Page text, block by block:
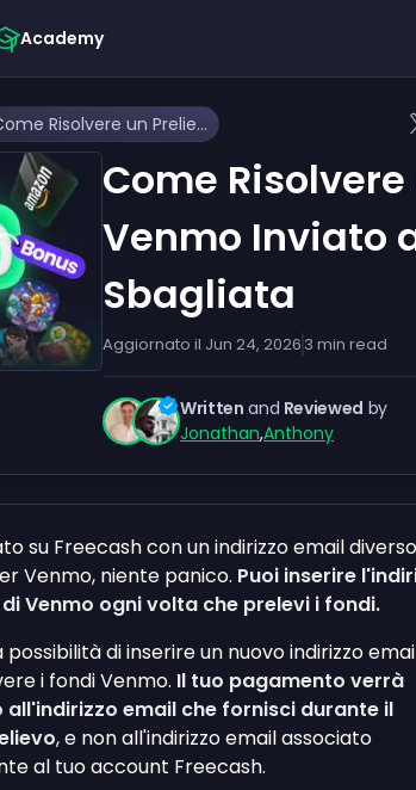
Academy
Come Risolvere un Prelievo Venmo Inviato all'Email Sbagliata
Come
Venmo Inviato
Sbagliata
Aggiornato il Jun 24, 2026 3 min read
Written and Reviewed by
Jonathan,Anthony
su Freecash con un indirizzo email
Venmo, niente panico. Puoi inserire
Venmo ogni volta che prelevi i fondi.
di inserire un nuovo indirizzo
i fondi Venmo. Il tuo pagamento verrà
all'indirizzo email che fornisci durante il
, e non all'indirizzo email associato
al tuo account Freecash.